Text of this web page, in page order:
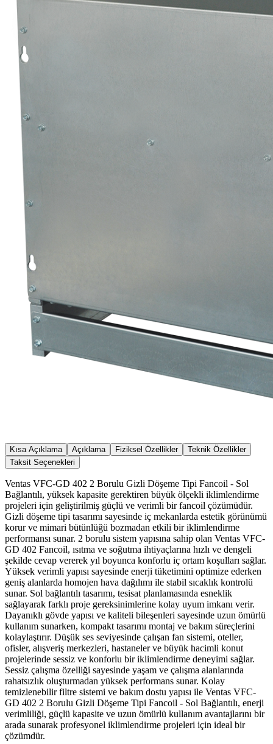
Kısa Açıklama Açıklama Fiziksel Özellikler
Teknik Özellikler
Taksit Seçenekleri
Ventas VFC-GD 402 2 Borulu Gizli Döşeme Tipi Fancoil - Sol
Bağlantılı, yüksek kapasite gerektiren büyük ölçekli iklimlendirme
projeleri için geliştirilmiş güçlü ve verimli bir fancoil çözümüdür.
Gizli döşeme tipi tasarımı sayesinde iç mekanlarda estetik görünümü
korur ve mimari bütünlüğü bozmadan etkili bir iklimlendirme
performansı sunar. 2 borulu sistem yapısına sahip olan Ventas VFC-
GD 402 Fancoil, ısıtma ve soğutma ihtiyaçlarına hızlı ve dengeli
şekilde cevap vererek yıl boyunca konforlu iç ortam koşulları sağlar.
Yüksek verimli yapısı sayesinde enerji tüketimini optimize ederken
geniş alanlarda homojen hava dağılımı ile stabil sıcaklık kontrolü
sunar. Sol bağlantılı tasarımı, tesisat planlamasında esneklik
sağlayarak farklı proje gereksinimlerine kolay uyum imkanı verir.
Dayanıklı gövde yapısı ve kaliteli bileşenleri sayesinde uzun ömürlü
kullanım sunarken, kompakt tasarımı montaj ve bakım süreçlerini
kolaylaştırır. Düşük ses seviyesinde çalışan fan sistemi, oteller,
ofisler, alışveriş merkezleri, hastaneler ve büyük hacimli konut
projelerinde sessiz ve konforlu bir iklimlendirme deneyimi sağlar.
Sessiz çalışma özelliği sayesinde yaşam ve çalışma alanlarında
rahatsızlık oluşturmadan yüksek performans sunar. Kolay
temizlenebilir filtre sistemi ve bakım dostu yapısı ile Ventas VFC-
GD 402 2 Borulu Gizli Döşeme Tipi Fancoil - Sol Bağlantılı, enerji
verimliliği, güçlü kapasite ve uzun ömürlü kullanım avantajlarını bir
arada sunarak profesyonel iklimlendirme projeleri için ideal bir
çözümdür.